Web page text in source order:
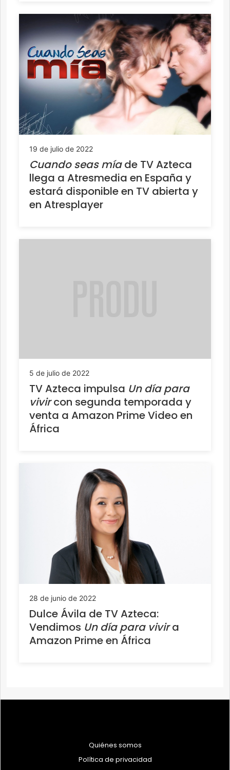
19 de julio de 2022
Cuando seas míade TV Azteca
llega a Atresmedia en España y
estará disponible en TV abierta y
en Atresplayer
5 de julio de 2022
TV Azteca impulsa Un día para
vivircon segunda temporada y
venta a Amazon Prime Video en
África
28 de junio de 2022
Dulce Ávila de TV Azteca:
Vendimos Un día para vivira
Amazon Prime en África
Quiénes somos
Política de privacidad